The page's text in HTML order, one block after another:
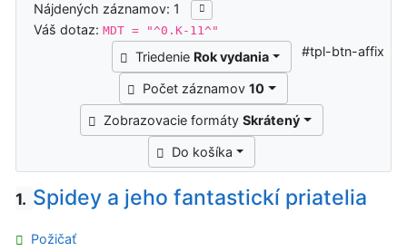
Nájdených záznamov: 1
Váš dotaz:MDT = "^0.K-11^"
Triedenie Rok vydania
Počet záznamov10
Zobrazovacie formátySkrátený
Do košíka
#tpl-btn-affix
1. Spidey a jeho fantastickí priatelia
Požičať